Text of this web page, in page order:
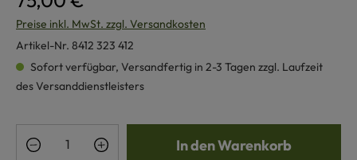
Preise inkl. MwSt. zzgl. Versandkosten
Artikel-Nr. 8412 323 412
Sofort verfügbar, Versandfertig in 2-3 Tagen zzgl. Laufzeit
des Versanddienstleisters
Produkt Anzahl: Gib den gewünschten
In den Warenkorb